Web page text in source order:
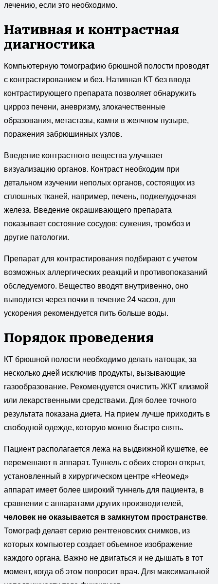
лечению, если это необходимо.
Нативная и контрастная
диагностика
Компьютерную томографию брюшной полости проводят
с контрастированием и без. Нативная КТ без ввода
контрастирующего препарата позволяет обнаружить
цирроз печени, аневризму, злокачественные
образования, метастазы, камни в желчном пузыре,
поражения забрюшинных узлов.
Введение контрастного вещества улучшает
визуализацию органов. Контраст необходим при
детальном изучении неполых органов, состоящих из
сплошных тканей, например, печень, поджелудочная
железа. Введение окрашивающего препарата
показывает состояние сосудов: сужения, тромбоз и
другие патологии.
Препарат для контрастирования подбирают с учетом
возможных аллергических реакций и противопоказаний
обследуемого. Вещество вводят внутривенно, оно
выводится через почки в течение 24 часов, для
ускорения рекомендуется пить больше воды.
Порядок проведения
КТ брюшной полости необходимо делать натощак, за
несколько дней исключив продукты, вызывающие
газообразование. Рекомендуется очистить ЖКТ клизмой
или лекарственными средствами. Для более точного
результата показана диета. На прием лучше приходить в
свободной одежде, которую можно быстро снять.
Пациент располагается лежа на выдвижной кушетке, ее
перемешают в аппарат. Туннель с обеих сторон открыт,
установленный в хирургическом центре «Неомед»
аппарат имеет более широкий туннель для пациента, в
сравнении с аппаратами других производителей,
человек не оказывается в замкнутом пространстве.
Томограф делает серию рентгеновских снимков, из
которых компьютер создает объемное изображение
каждого органа. Важно не двигаться и не дышать в тот
момент, когда об этом попросит врач. Для максимальной